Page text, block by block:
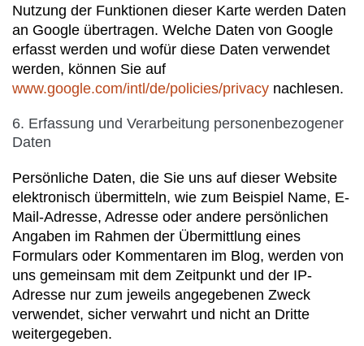
Nutzung der Funktionen dieser Karte werden Daten
an Google übertragen. Welche Daten von Google
erfasst werden und wofür diese Daten verwendet
werden, können Sie auf
www.google.com/intl/de/policies/privacy nachlesen.
6. Erfassung und Verarbeitung personenbezogener
Daten
Persönliche Daten, die Sie uns auf dieser Website
elektronisch übermitteln, wie zum Beispiel Name, E-
Mail-Adresse, Adresse oder andere persönlichen
Angaben im Rahmen der Übermittlung eines
Formulars oder Kommentaren im Blog, werden von
uns gemeinsam mit dem Zeitpunkt und der IP-
Adresse nur zum jeweils angegebenen Zweck
verwendet, sicher verwahrt und nicht an Dritte
weitergegeben.